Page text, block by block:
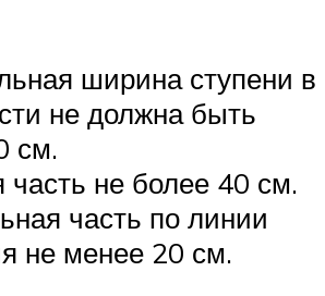
ширина ступени в
не должна быть
см.
не более 40 см.
часть по линии
не менее 20 см.